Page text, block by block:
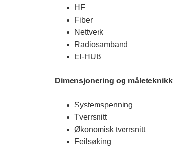
HF
Fiber
Nettverk
Radiosamband
El-HUB
Dimensjonering og måleteknikk
Systemspenning
Tverrsnitt
Økonomisk tverrsnitt
Feilsøking